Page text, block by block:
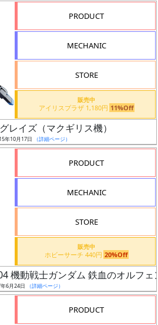
PRODUCT
MECHANIC
STORE
販売中
アイリスプラザ 1,180円 11%Off
レイズ（マクギリス機）
年10月17日 （詳細ページ）
PRODUCT
MECHANIC
STORE
販売中
ホビーサーチ 440円 20%Off
機動戦士ガンダム 鉄血のオルフェ
6月24日 （詳細ページ）
PRODUCT